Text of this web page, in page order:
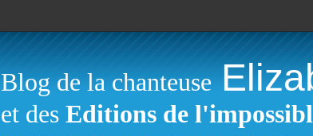
Blog de la chanteuse
et des Editions de